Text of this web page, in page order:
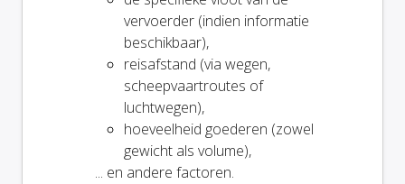
vervoerder (indien informatie
beschikbaar),
reisafstand (via wegen,
scheepvaartroutes of
luchtwegen),
hoeveelheid goederen (zowel
gewicht als volume),
... en andere factoren.